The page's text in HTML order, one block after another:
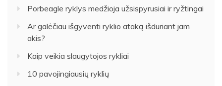
Porbeagle ryklys medžioja užsispyrusiai ir ryžtingai
Ar galėčiau išgyventi ryklio ataką išduriant jam
akis?
Kaip veikia slaugytojos rykliai
10 pavojingiausių ryklių